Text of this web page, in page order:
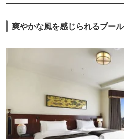
爽やかな風を感じられるプール